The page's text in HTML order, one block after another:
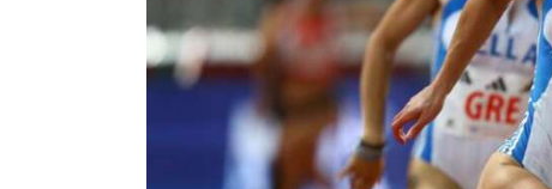
BEYOND SPORTS
ΑΦΙΕΡΩΜΑΤΑ